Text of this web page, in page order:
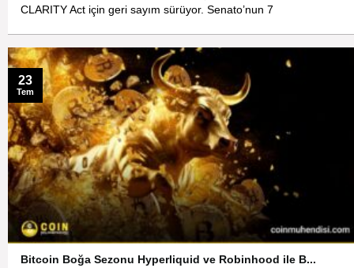
CLARITY Act için geri sayım sürüyor. Senato’nun 7
Bitcoin Boğa Sezonu Hyperliquid ve Robinhood ile B...
23
Tem